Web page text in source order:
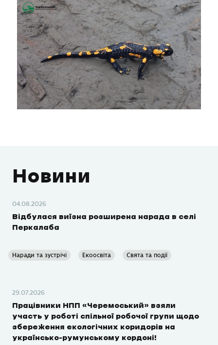
Новини
04.08.2026
Відбулася виїзна розширена нарада в селі
Перкалаба
Наради та зустрічі Екоосвіта Свята та події
29.07.2026
Працівники НПП «Черемоський» взяли
участь у роботі спільної робочої групи щодо
збереження екологічних коридорів на
українсько-румунському кордоні!